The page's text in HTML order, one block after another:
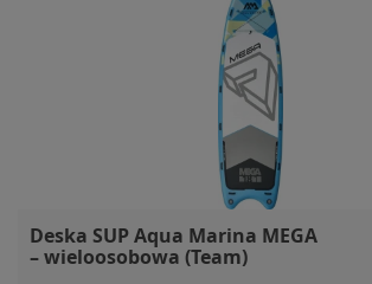
Deska SUP Aqua Marina MEGA
– wieloosobowa (Team)